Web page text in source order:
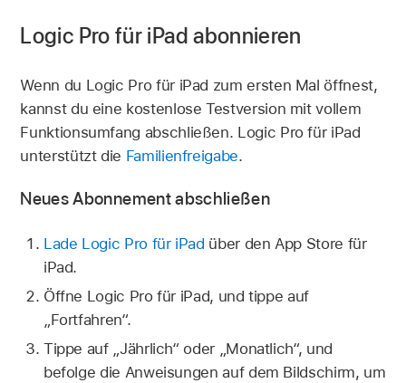
Logic Pro für iPad abonnieren
Wenn du Logic Pro für iPad zum ersten Mal öffnest,
kannst du eine kostenlose Testversion mit vollem
Funktionsumfang abschließen. Logic Pro für iPad
unterstützt die Familienfreigabe.
Neues Abonnement abschließen
Lade Logic Pro für iPad über den App Store für
iPad.
Öffne Logic Pro für iPad, und tippe auf
„Fortfahren“.
Tippe auf „Jährlich“ oder „Monatlich“, und
befolge die Anweisungen auf dem Bildschirm, um